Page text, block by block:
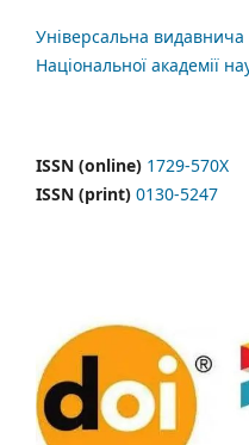
Універсальна
Національної академії
ISSN (online) 1729-570X
ISSN (print) 0130-5247